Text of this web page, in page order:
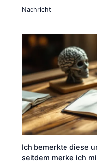
Nachricht
Ich bemerkte diese
seitdem merke ich